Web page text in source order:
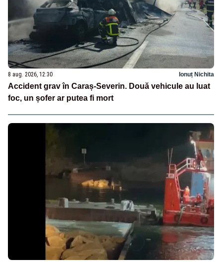
8 aug. 2026, 12:30 Ionuț Nichita
Accident grav în Caraș-Severin. Două vehicule au luat
foc, un șofer ar putea fi mort